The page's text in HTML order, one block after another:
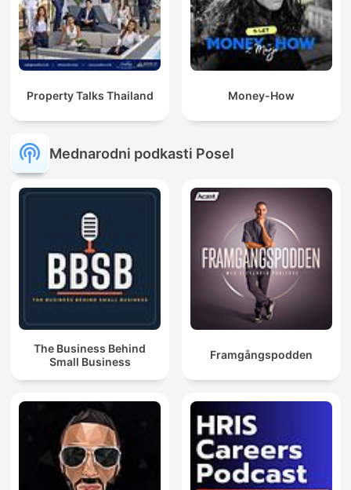
Property Talks Thailand Money-How
Mednarodni podkasti Posel
The Business Behind
Small Business
Framgångspodden